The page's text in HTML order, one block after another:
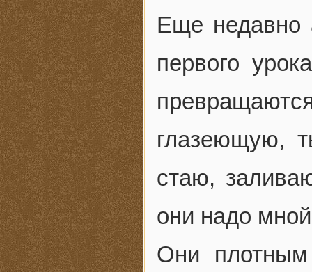
Еще недавно
первого
глазеющую,
стаю,
они надо
Они плотным